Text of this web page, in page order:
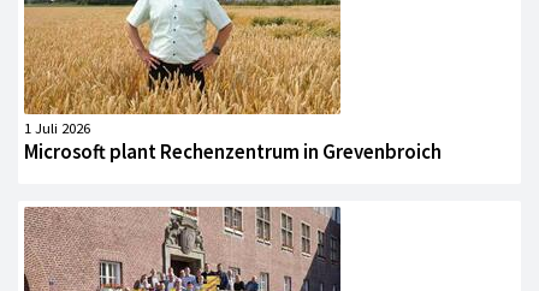
1 Juli 2026
Microsoft plant Rechenzentrum in Grevenbroich